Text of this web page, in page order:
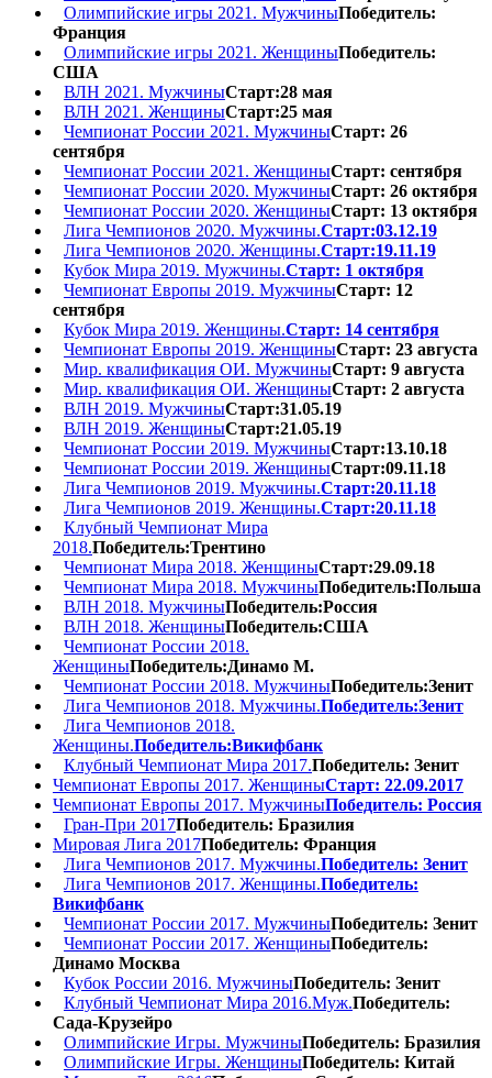
Олимпийские игры 2021. МужчиныПобедитель:
Франция
Олимпийские игры 2021. ЖенщиныПобедитель:
США
ВЛН 2021. МужчиныСтарт:28 мая
ВЛН 2021. ЖенщиныСтарт:25 мая
Чемпионат России 2021. МужчиныСтарт: 26
сентября
Чемпионат России 2021. ЖенщиныСтарт: сентября
Чемпионат России 2020. МужчиныСтарт: 26 октября
Чемпионат России 2020. ЖенщиныСтарт: 13 октября
Лига Чемпионов 2020. Мужчины.Старт:03.12.19
Лига Чемпионов 2020. Женщины.Старт:19.11.19
Кубок Мира 2019. Мужчины.Старт: 1 октября
Чемпионат Европы 2019. МужчиныСтарт: 12
сентября
Кубок Мира 2019. Женщины.Старт: 14 сентября
Чемпионат Европы 2019. ЖенщиныСтарт: 23 августа
Мир. квалификация ОИ. МужчиныСтарт: 9 августа
Мир. квалификация ОИ. ЖенщиныСтарт: 2 августа
ВЛН 2019. МужчиныСтарт:31.05.19
ВЛН 2019. ЖенщиныСтарт:21.05.19
Чемпионат России 2019. МужчиныСтарт:13.10.18
Чемпионат России 2019. ЖенщиныСтарт:09.11.18
Лига Чемпионов 2019. Мужчины.Старт:20.11.18
Лига Чемпионов 2019. Женщины.Старт:20.11.18
Клубный Чемпионат Мира
2018.Победитель:Трентино
Чемпионат Мира 2018. ЖенщиныСтарт:29.09.18
Чемпионат Мира 2018. МужчиныПобедитель:Польша
ВЛН 2018. МужчиныПобедитель:Россия
ВЛН 2018. ЖенщиныПобедитель:США
Чемпионат России 2018.
ЖенщиныПобедитель:Динамо М.
Чемпионат России 2018. МужчиныПобедитель:Зенит
Лига Чемпионов 2018. Мужчины.Победитель:Зенит
Лига Чемпионов 2018.
Женщины.Победитель:Викифбанк
Клубный Чемпионат Мира 2017.Победитель: Зенит
Чемпионат Европы 2017. ЖенщиныСтарт: 22.09.2017
Чемпионат Европы 2017. МужчиныПобедитель: Россия
Гран-При 2017Победитель: Бразилия
Мировая Лига 2017Победитель: Франция
Лига Чемпионов 2017. Мужчины.Победитель: Зенит
Лига Чемпионов 2017. Женщины.Победитель:
Викифбанк
Чемпионат России 2017. МужчиныПобедитель: Зенит
Чемпионат России 2017. ЖенщиныПобедитель:
Динамо Москва
Кубок России 2016. МужчиныПобедитель: Зенит
Клубный Чемпионат Мира 2016.Муж.Победитель:
Сада-Крузейро
Олимпийские Игры. МужчиныПобедитель: Бразилия
Олимпийские Игры. ЖенщиныПобедитель: Китай